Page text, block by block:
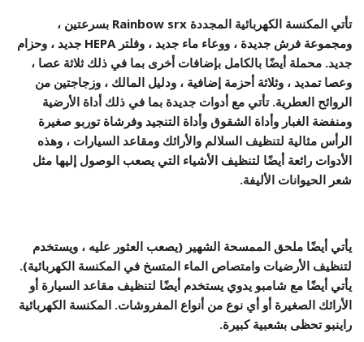
تأتي المكنسة الكهربائية المجددة Rainbow srx بسرعتين ،
ومجموعة فرش جديدة ، ووعاء ماء جديد ، وفلتر HEPA جديد ، وحزام
جديد. محملة أيضًا بالكامل بإضافات أخرى بما في ذلك ثلاثة عصا ،
وعصا تمديد ، وثلاثة أحزمة إضافية ، ودليل المالك ، وزجاجتين من
الروائح العطرية. تأتي مع أدوات جديدة بما في ذلك أداة الأرضية
ومنفضة الغبار وأداة الشقوق وأداة التنجيد وفرشاة توربو صغيرة
الرأس مثالية لتنظيف السلالم والأرائك ومقاعد السيارات ، وهذه
الأدوات رائعة أيضًا لتنظيف الأشياء التي يصعب الوصول إليها مثل
شعر الحيوانات الأليفة.
يأتي أيضًا ملحق الممسحة الشهير (يصعب العثور عليه ، ويستخدم
لتنظيف الأرضيات وامتصاص الماء المتسخ في المكنسة الكهربائية).
يأتي أيضًا مع شامبو يدوي يستخدم أيضًا لتنظيف مقاعد السيارة أو
الأرائك الصغيرة أو أي نوع من أنواع المفروشات. المكنسة الكهربائية
راينبو تحظى بشعبية كبيرة.